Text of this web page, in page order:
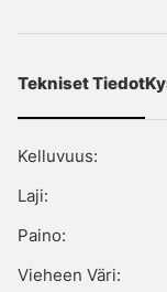
Tekniset Tiedot
Kelluvuus:
Laji:
Paino:
Vieheen Väri: